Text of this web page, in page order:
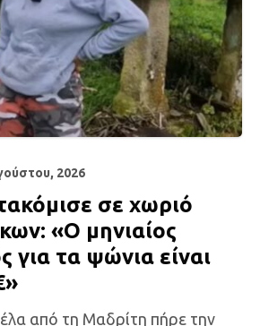
2026
σε χωριό
«Ο μηνιαίος
για τα ψώνια είναι
από τη Μαδρίτη πήρε την